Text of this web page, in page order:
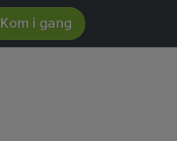
Kom i gang